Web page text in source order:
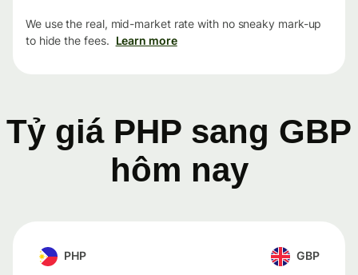
We use the real, mid-market rate with no sneaky mark-up
to hide the fees. Learn more
Tỷ giá PHP sang GBP
hôm nay
PHP GBP